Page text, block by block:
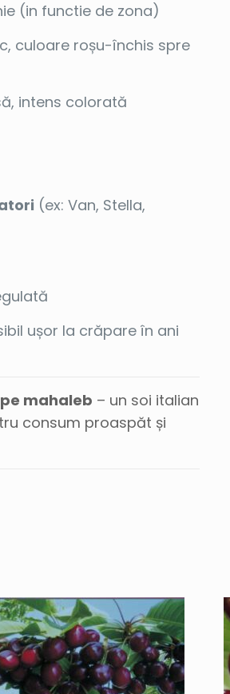
(in functie de zona)
culoare roșu-închis spre
intens colorată
(ex: Van, Stella,
ușor la crăpare în ani
mahaleb – un soi italian
consum proaspăt și